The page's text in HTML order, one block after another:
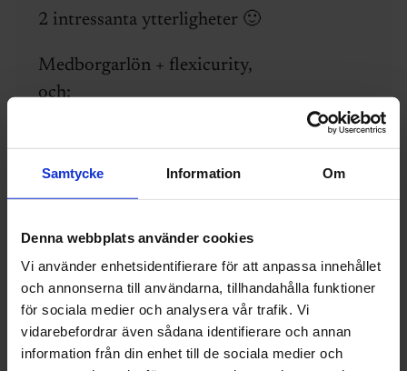
Samtycke Information Om
Denna webbplats använder cookies
Vi använder enhetsidentifierare för att anpassa innehållet
och annonserna till användarna, tillhandahålla funktioner
för sociala medier och analysera vår trafik. Vi
vidarebefordrar även sådana identifierare och annan
information från din enhet till de sociala medier och
2 intressanta ytterligheter 🙂
Medborgarlön + flexicurity,
och:
Kort-och-låg-A-kassa + nästan-omöjligt-
att-säga-upp-folk
05 november 2010
Det kolliderar inte med min grundsyn!
Världen har faktiskt ändrat sig sedan 30-
talet.